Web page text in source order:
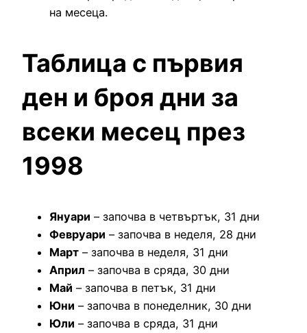
на месеца.
Таблица с първия
ден и броя дни за
всеки месец през
1998
Януари – започва в четвъртък, 31 дни
Февруари – започва в неделя, 28 дни
Март – започва в неделя, 31 дни
Април – започва в сряда, 30 дни
Май – започва в петък, 31 дни
Юни – започва в понеделник, 30 дни
Юли – започва в сряда, 31 дни